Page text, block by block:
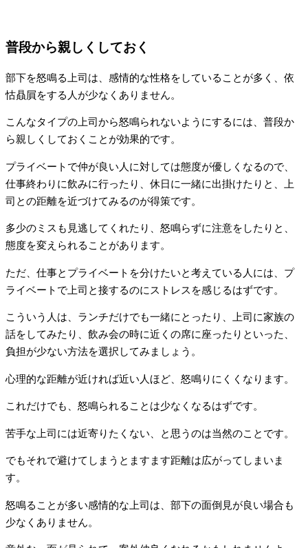
普段から親しくしておく
部下を怒鳴る上司は、感情的な性格をしていることが多く、依
怙贔屓をする人が少なくありません。
こんなタイプの上司から怒鳴られないようにするには、普段か
ら親しくしておくことが効果的です。
プライベートで仲が良い人に対しては態度が優しくなるので、
仕事終わりに飲みに行ったり、休日に一緒に出掛けたりと、上
司との距離を近づけてみるのが得策です。
多少のミスも見逃してくれたり、怒鳴らずに注意をしたりと、
態度を変えられることがあります。
ただ、仕事とプライベートを分けたいと考えている人には、プ
ライベートで上司と接するのにストレスを感じるはずです。
こういう人は、ランチだけでも一緒にとったり、上司に家族の
話をしてみたり、飲み会の時に近くの席に座ったりといった、
負担が少ない方法を選択してみましょう。
心理的な距離が近ければ近い人ほど、怒鳴りにくくなります。
これだけでも、怒鳴られることは少なくなるはずです。
苦手な上司には近寄りたくない、と思うのは当然のことです。
でもそれで避けてしまうとますます距離は広がってしまいま
す。
怒鳴ることが多い感情的な上司は、部下の面倒見が良い場合も
少なくありません。